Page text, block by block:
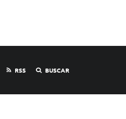
RSS BUSCAR